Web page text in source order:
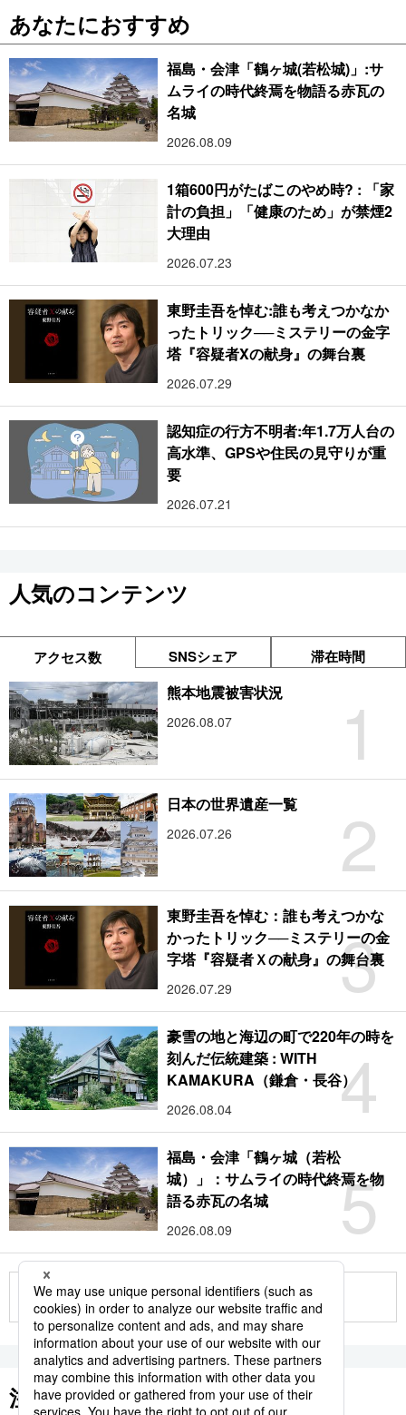
あなたにおすすめ
福島・会津「鶴ヶ城(若松城)」:サ
ムライの時代終焉を物語る赤瓦の
名城
2026.08.09
1箱600円がたばこのやめ時? : 「家
計の負担」「健康のため」が禁煙2
大理由
2026.07.23
東野圭吾を悼む:誰も考えつかなか
ったトリック──ミステリーの金字
塔『容疑者Xの献身』の舞台裏
2026.07.29
認知症の行方不明者:年1.7万人台の
高水準、GPSや住民の見守りが重
要
2026.07.21
人気のコンテンツ
アクセス数 SNSシェア 滞在時間
1
熊本地震被害状況
2026.08.07
2
日本の世界遺産一覧
2026.07.26
3
東野圭吾を悼む：誰も考えつかな
かったトリック──ミステリーの金
字塔『容疑者Ｘの献身』の舞台裏
2026.07.29
4
豪雪の地と海辺の町で220年の時を
刻んだ伝統建築 : WITH
KAMAKURA（鎌倉・長谷）
2026.08.04
5
福島・会津「鶴ヶ城（若松
城）」：サムライの時代終焉を物
語る赤瓦の名城
2026.08.09
もっと見る
注目のキーワード